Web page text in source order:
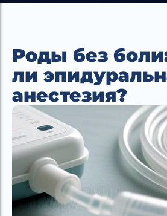
Роды без
ли
анестезия?